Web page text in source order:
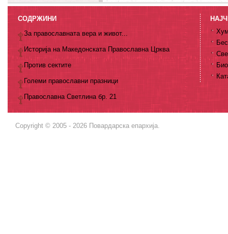
СОДРЖИНИ
За православната вера и живот...
Историја на Македонската Православна Црква
Против сектите
Големи православни празници
Православна Светлина бр. 21
Copyright © 2005 - 2026 Повардарска епархија.